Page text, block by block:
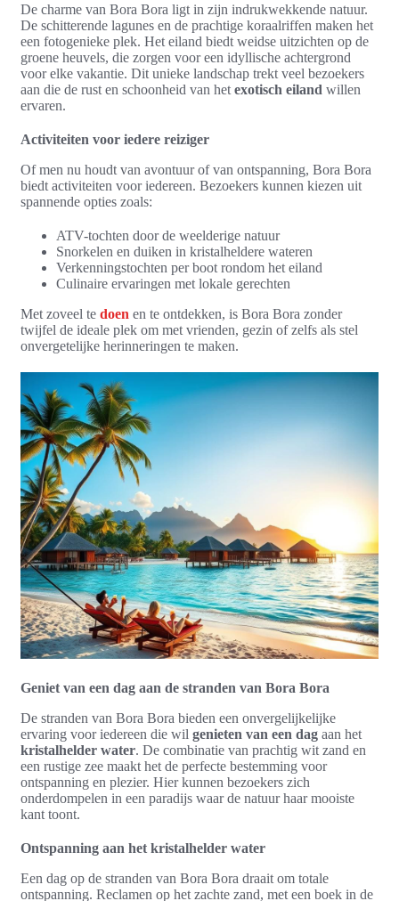
De charme van Bora Bora ligt in zijn indrukwekkende natuur.
De schitterende lagunes en de prachtige koraalriffen maken het
een fotogenieke plek. Het eiland biedt weidse uitzichten op de
groene heuvels, die zorgen voor een idyllische achtergrond
voor elke vakantie. Dit unieke landschap trekt veel bezoekers
aan die de rust en schoonheid van het exotisch eiland willen
ervaren.
Activiteiten voor iedere reiziger
Of men nu houdt van avontuur of van ontspanning, Bora Bora
biedt activiteiten voor iedereen. Bezoekers kunnen kiezen uit
spannende opties zoals:
ATV-tochten door de weelderige natuur
Snorkelen en duiken in kristalheldere wateren
Verkenningstochten per boot rondom het eiland
Culinaire ervaringen met lokale gerechten
Met zoveel te doen en te ontdekken, is Bora Bora zonder
twijfel de ideale plek om met vrienden, gezin of zelfs als stel
onvergetelijke herinneringen te maken.
Geniet van een dag aan de stranden van Bora Bora
De stranden van Bora Bora bieden een onvergelijkelijke
ervaring voor iedereen die wil genieten van een dag aan het
kristalhelder water. De combinatie van prachtig wit zand en
een rustige zee maakt het de perfecte bestemming voor
ontspanning en plezier. Hier kunnen bezoekers zich
onderdompelen in een paradijs waar de natuur haar mooiste
kant toont.
Ontspanning aan het kristalhelder water
Een dag op de stranden van Bora Bora draait om totale
ontspanning. Reclamen op het zachte zand, met een boek in de